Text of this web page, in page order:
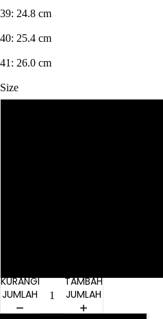
39: 24.8 cm
40: 25.4 cm
41: 26.0 cm
Size
KURANGI
JUMLAH
TAMBAH
JUMLAH